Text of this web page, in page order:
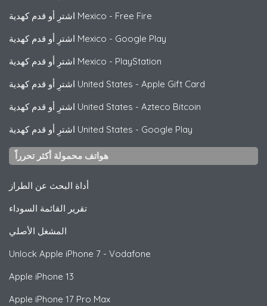
اشترِ أو قدم كهدية Mexico - Free Fire
اشترِ أو قدم كهدية Mexico - Google Play
اشترِ أو قدم كهدية Mexico - PlayStation
اشترِ أو قدم كهدية United States - Apple Gift Card
اشترِ أو قدم كهدية United States - Azteco Bitcoin
اشترِ أو قدم كهدية United States - Google Play
هواتف محمولة أكثر تحرراً
أداة البحث عن الطراز
تقرير القائمة السوداء
المشغل الأصلي
Unlock Apple iPhone 7 - Vodafone
Apple iPhone 13
Apple iPhone 17 Pro Max